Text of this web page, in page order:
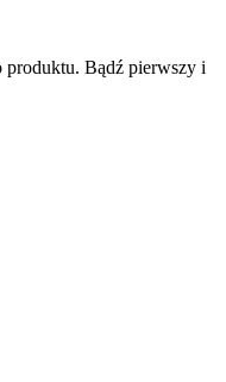
produktu. Bądź pierwszy i